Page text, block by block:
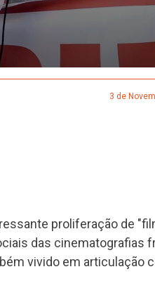
3 de
proliferação de
das cinematografias
vivido em articulação